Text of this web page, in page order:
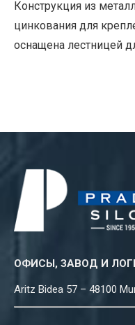
Конструкция из
цинкования для
оснащена лестницей
ОФИСЫ, ЗАВОД И
Aritz Bidea 57 – 48100